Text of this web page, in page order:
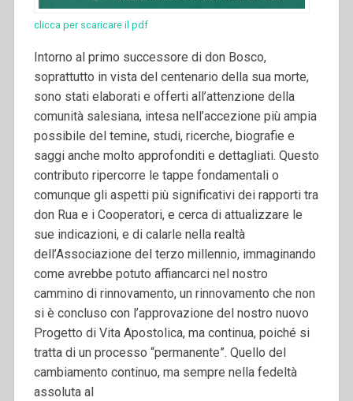
clicca per scaricare il pdf
Intorno al primo successore di don Bosco,
soprattutto in vista del centenario della sua morte,
sono stati elaborati e offerti all’attenzione della
comunità salesiana, intesa nell’accezione più ampia
possibile del temine, studi, ricerche, biografie e
saggi anche molto approfonditi e dettagliati. Questo
contributo ripercorre le tappe fondamentali o
comunque gli aspetti più significativi dei rapporti tra
don Rua e i Cooperatori, e cerca di attualizzare le
sue indicazioni, e di calarle nella realtà
dell’Associazione del terzo millennio, immaginando
come avrebbe potuto affiancarci nel nostro
cammino di rinnovamento, un rinnovamento che non
si è concluso con l’approvazione del nostro nuovo
Progetto di Vita Apostolica, ma continua, poiché si
tratta di un processo “permanente”. Quello del
cambiamento continuo, ma sempre nella fedeltà
assoluta al